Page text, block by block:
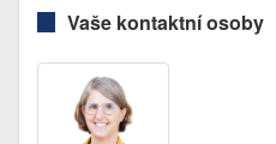
Vaše kontaktní osoby